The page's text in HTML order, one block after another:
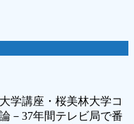
学講座・桜美林大学コ
－37年間テレビ局で番